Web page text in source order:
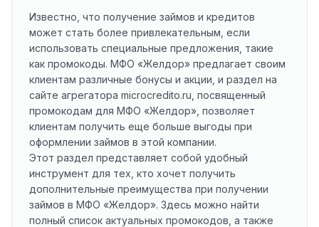
Известно, что получение займов и кредитов
может стать более привлекательным, если
использовать специальные предложения, такие
как промокоды. МФО «Желдор» предлагает своим
клиентам различные бонусы и акции, и раздел на
сайте агрегатора microcredito.ru, посвященный
промокодам для МФО «Желдор», позволяет
клиентам получить еще больше выгоды при
оформлении займов в этой компании.
Этот раздел представляет собой удобный
инструмент для тех, кто хочет получить
дополнительные преимущества при получении
займов в МФО «Желдор». Здесь можно найти
полный список актуальных промокодов, а также